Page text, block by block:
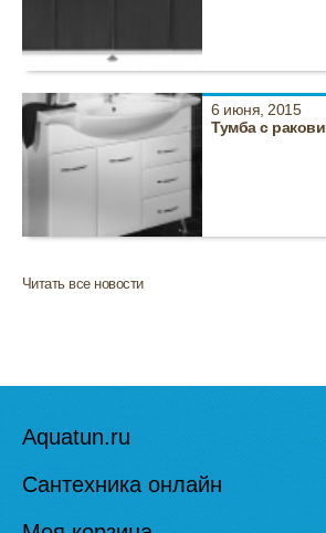
6 июня, 2015
Тумба с
Читать все новости
Aquatun.ru
Сантехника онлайн